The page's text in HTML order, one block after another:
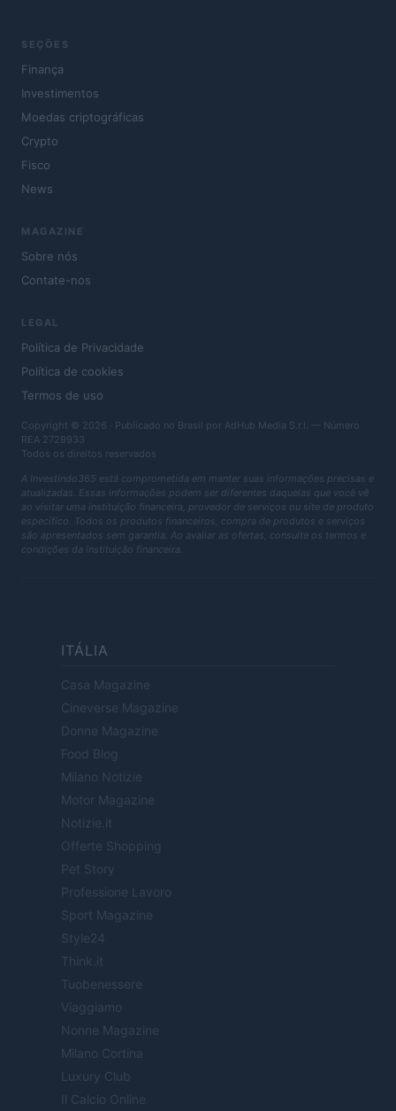
SEÇÕES
Finança
Investimentos
Moedas criptográficas
Crypto
Fisco
News
MAGAZINE
Sobre nós
Contate-nos
LEGAL
Política de Privacidade
Política de cookies
Termos de uso
Copyright © 2026 · Publicado no Brasil por AdHub Media S.r.l. — Número
REA 2729933
Todos os direitos reservados
A Investindo365 está comprometida em manter suas informações precisas e
atualizadas. Essas informações podem ser diferentes daquelas que você vê
ao visitar uma instituição financeira, provedor de serviços ou site de produto
específico. Todos os produtos financeiros, compra de produtos e serviços
são apresentados sem garantia. Ao avaliar as ofertas, consulte os termos e
condições da instituição financeira.
ITÁLIA
Casa Magazine
Cineverse Magazine
Donne Magazine
Food Blog
Milano Notizie
Motor Magazine
Notizie.it
Offerte Shopping
Pet Story
Professione Lavoro
Sport Magazine
Style24
Think.it
Tuobenessere
Viaggiamo
Nonne Magazine
Milano Cortina
Luxury Club
Il Calcio Online